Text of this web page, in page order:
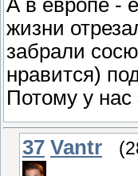
А в европе -
жизни
забрали
нравится)
Потому у
37 Vantr